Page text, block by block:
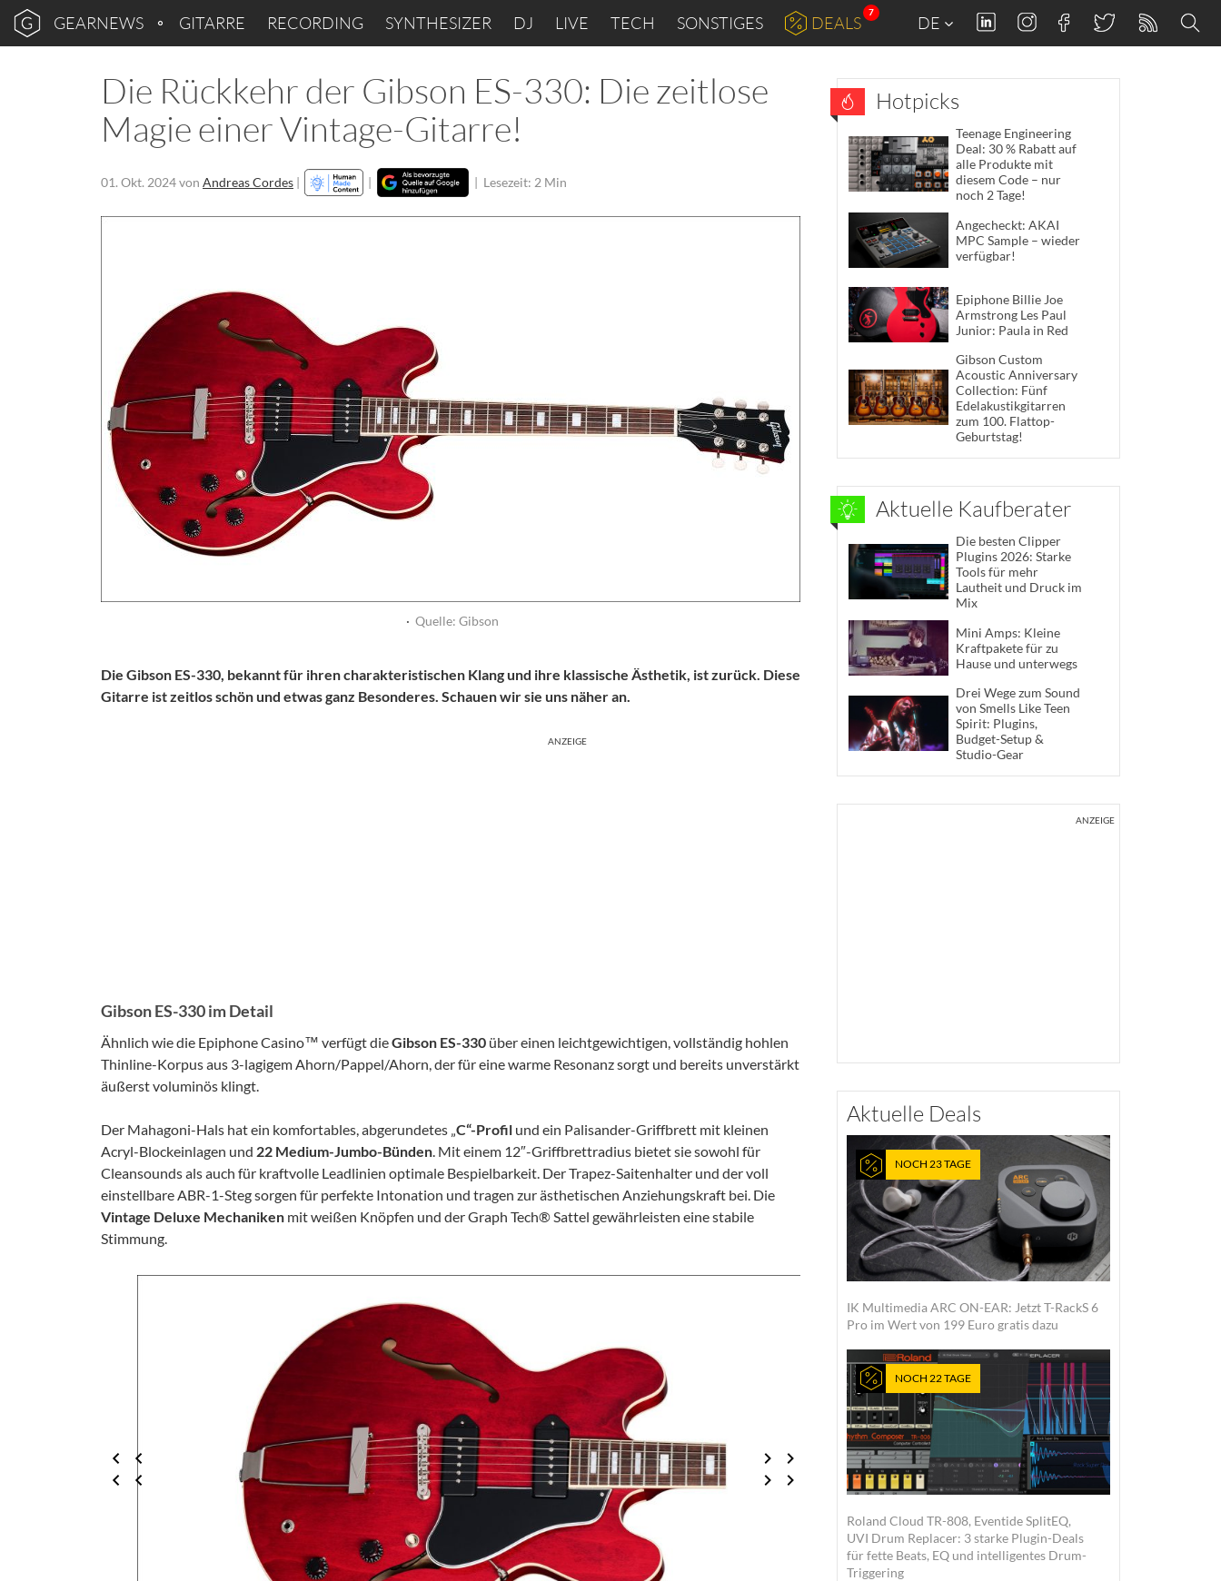
GEARNEWS GITARRE RECORDING SYNTHESIZER DJ LIVE TECH SONSTIGES DEALS
7
DE
Die Rückkehr der Gibson ES-330: Die zeitlose
Magie einer Vintage-Gitarre!
01. Okt. 2024von Andreas Cordes | | | Lesezeit: 2 Min
· Quelle: Gibson
Die Gibson ES-330, bekannt für ihren charakteristischen Klang und ihre klassische Ästhetik, ist zurück. Diese
Gitarre ist zeitlos schön und etwas ganz Besonderes. Schauen wir sie uns näher an.
ANZEIGE
Gibson ES-330 im Detail
Ähnlich wie die Epiphone Casino™ verfügt dieGibson ES-330 über einen leichtgewichtigen, vollständig hohlen
Thinline-Korpus aus 3-lagigem Ahorn/Pappel/Ahorn, der für eine warme Resonanz sorgt und bereits unverstärkt
äußerst voluminös klingt.
Der Mahagoni-Hals hat ein komfortables, abgerundetes „C“-Profil und ein Palisander-Griffbrett mit kleinen
Acryl-Blockeinlagen und 22 Medium-Jumbo-Bünden. Mit einem 12″-Griffbrettradius bietet sie sowohl für
Cleansounds als auch für kraftvolle Leadlinien optimale Bespielbarkeit. Der Trapez-Saitenhalter und der voll
einstellbare ABR-1-Steg sorgen für perfekte Intonation und tragen zur ästhetischen Anziehungskraft bei. Die
Vintage Deluxe Mechaniken mit weißen Knöpfen und der Graph Tech® Sattel gewährleisten eine stabile
Stimmung.
Hotpicks
Teenage Engineering
Deal: 30 % Rabatt auf
alle Produkte mit
diesem Code – nur
noch 2 Tage!
Angecheckt: AKAI
MPC Sample – wieder
verfügbar!
Epiphone Billie Joe
Armstrong Les Paul
Junior: Paula in Red
Gibson Custom
Acoustic Anniversary
Collection: Fünf
Edelakustikgitarren
zum 100. Flattop-
Geburtstag!
Aktuelle Kaufberater
Die besten Clipper
Plugins 2026: Starke
Tools für mehr
Lautheit und Druck im
Mix
Mini Amps: Kleine
Kraftpakete für zu
Hause und unterwegs
Drei Wege zum Sound
von Smells Like Teen
Spirit: Plugins,
Budget-Setup &
Studio-Gear
ANZEIGE
Aktuelle Deals
NOCH 23 TAGE
IK Multimedia ARC ON-EAR: Jetzt T-RackS 6
Pro im Wert von 199 Euro gratis dazu
NOCH 22 TAGE
Roland Cloud TR-808, Eventide SplitEQ,
UVI Drum Replacer: 3 starke Plugin-Deals
für fette Beats, EQ und intelligentes Drum-
Triggering